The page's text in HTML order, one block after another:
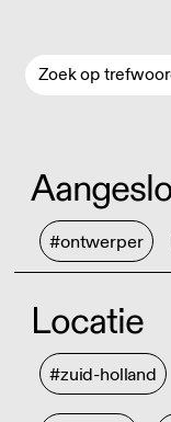
#ontwerper
Locatie
#zuid-holland